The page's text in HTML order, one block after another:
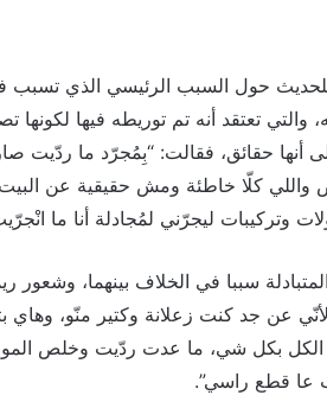
حول السبب الرئيسي الذي تسبب في
والتي تعتقد أنه تم توريطه فيها
أنها حقائق، فقالت: “بِمُجرّد ما ردّيت
واللي كلّا خاطئة ومش حقيقية عن
وتركيبات ليجرّني لمُجادلة أنا ما
سببا في الخلاف بينهما، وشعور
عن جد كنت زعلانة وكتير منّو، وهاي
الكل بكل شي، ما عدت ردّيت وخلص
عا قطع راسي”.